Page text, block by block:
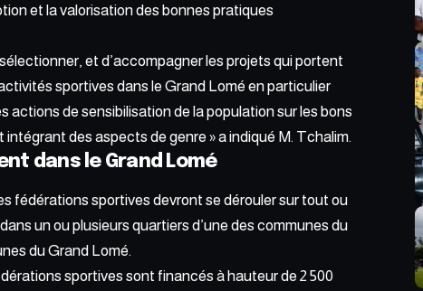
et la valorisation des bonnes pratiques
et d’accompagner les projets qui portent
sportives dans le Grand Lomé en particulier
actions de sensibilisation de la population sur les bons
des aspects de genre » a indiqué M. Tchalim.
dans le Grand Lomé
fédérations sportives devront se dérouler sur tout ou
un ou plusieurs quartiers d’une des communes du
du Grand Lomé.
sportives sont financés à hauteur de 2 500